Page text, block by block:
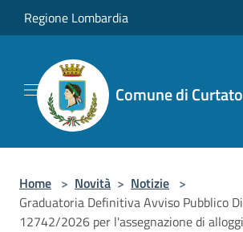
Salta al contenuto principale
Regione Lombardia
Comune di
Home > Novità > Notizie >
Graduatoria Definitiva Avviso Pubblico
12742/2026 per l'assegnazione di